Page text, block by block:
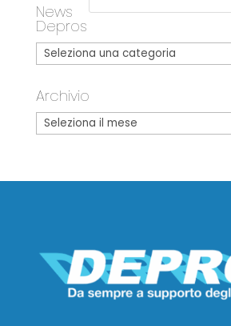
News
Depros
Archivio